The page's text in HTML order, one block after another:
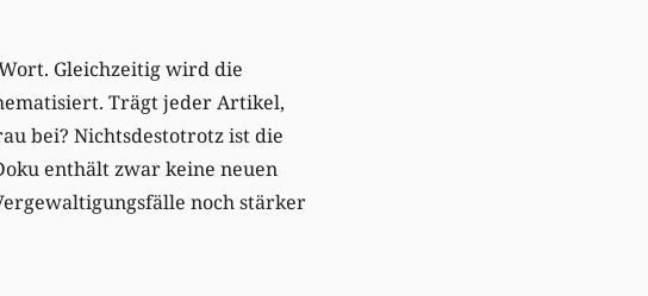
Gleichzeitig wird die
Trägt jeder Artikel,
bei? Nichtsdestotrotz ist die
enthält zwar keine neuen
noch stärker